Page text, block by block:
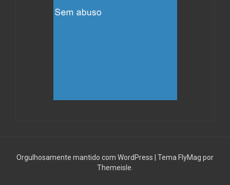
Orgulhosamente mantido com WordPress Tema FlyMag por
Themeisle.